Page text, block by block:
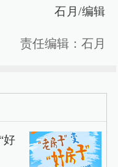
石月/编辑
责任编辑：石月
好